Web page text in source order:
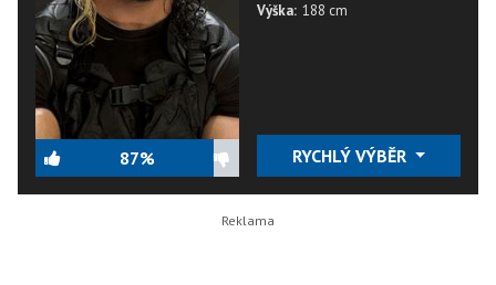
87%
Výška: 188 cm
RYCHLÝ VÝBĚR